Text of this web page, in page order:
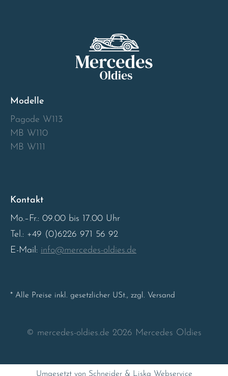
Modelle
Pagode W113
MB W110
MB W111
Kontakt
Mo.–Fr.: 09.00 bis 17.00 Uhr
Tel.: +49 (0)6226 971 56 92
E-Mail: info@mercedes-oldies.de
* Alle Preise inkl. gesetzlicher USt., zzgl. Versand
© mercedes-oldies.de 2026 Mercedes Oldies
Umgesetzt von Schneider & Liska Webservice
Slovenia
Spain
United Kingdom